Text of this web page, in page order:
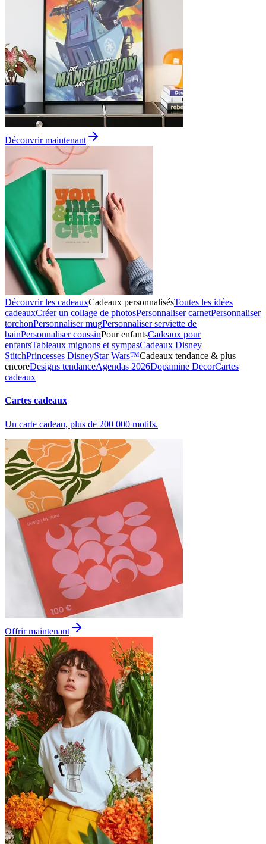
Découvrir maintenant
Découvrir les cadeauxCadeaux personnalisésToutes les idées
cadeauxCréer un collage de photosPersonnaliser carnetPersonnaliser
torchonPersonnaliser mugPersonnaliser serviette de
bainPersonnaliser coussinPour enfantsCadeaux pour
enfantsTableaux mignons et sympasCadeaux Disney
StitchPrincesses DisneyStar Wars™Cadeaux tendance & plus
encoreDesigns tendanceAgendas 2026Dopamine DecorCartes
cadeaux
Cartes cadeaux
Un carte cadeau, plus de 200 000 motifs.
Offrir maintenant